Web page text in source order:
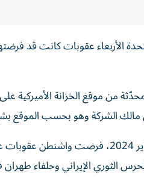
الأربعاء عقوبات كانت قد
من موقع الخزانة الأميركية
الشركة وهو بحسب الموقع
في كانون الثاني/يناير 2024،
الثوري الإيراني وحلفاء طهران